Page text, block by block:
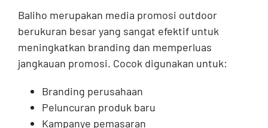
Baliho merupakan media promosi outdoor
berukuran besar yang sangat efektif untuk
meningkatkan branding dan memperluas
jangkauan promosi. Cocok digunakan untuk:
Branding perusahaan
Peluncuran produk baru
Kampanye pemasaran